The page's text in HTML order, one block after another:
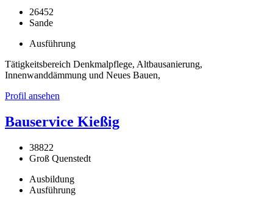
26452
Sande
Ausführung
Tätigkeitsbereich Denkmalpflege, Altbausanierung,
Innenwanddämmung und Neues Bauen,
Profil ansehen
Bauservice Kießig
38822
Groß Quenstedt
Ausbildung
Ausführung